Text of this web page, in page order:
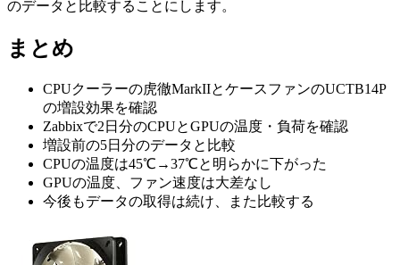
のデータと比較することにします。
まとめ
CPUクーラーの虎徹MarkIIとケースファンのUCTB14P
の増設効果を確認
Zabbixで2日分のCPUとGPUの温度・負荷を確認
増設前の5日分のデータと比較
CPUの温度は45℃→37℃と明らかに下がった
GPUの温度、ファン速度は大差なし
今後もデータの取得は続け、また比較する